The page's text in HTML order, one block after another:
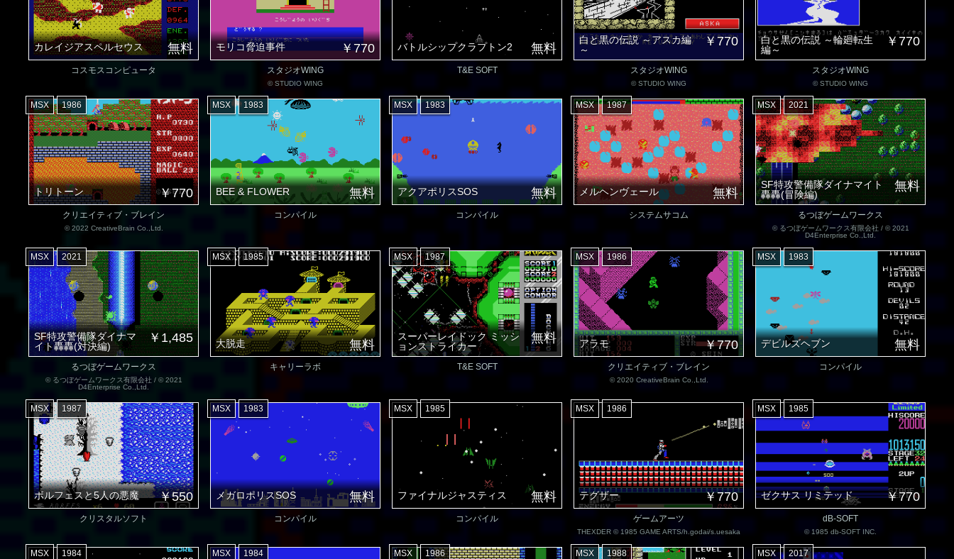
カレイジアスペルセウス 無料
コスモスコンピュータ
モリコ脅迫事件 ￥770
スタジオWING
© STUDIO WING
バトルシップクラプトン2 無料
T&E SOFT
白と黒の伝説 ～アスカ編
～
￥770
スタジオWING
© STUDIO WING
白と黒の伝説 ～輪廻転生
編～
￥770
スタジオWING
© STUDIO WING
トリトーン ￥770
MSX 1986
クリエイティブ・ブレイン
© 2022 CreativeBrain Co.,Ltd.
BEE & FLOWER 無料
MSX 1983
コンパイル
アクアポリスSOS 無料
MSX 1983
コンパイル
メルヘンヴェール 無料
MSX 1987
システムサコム
SF特攻警備隊ダイナマイト
轟轟(冒険編)
無料
MSX 2021
るつぼゲームワークス
© るつぼゲームワークス有限会社 / © 2021
D4Enterprise Co.,Ltd.
SF特攻警備隊ダイナマ
イト轟轟(対決編)
￥1,485
MSX 2021
るつぼゲームワークス
© るつぼゲームワークス有限会社 / © 2021
D4Enterprise Co.,Ltd.
大脱走 無料
MSX 1985
キャリーラボ
スーパーレイドック ミッシ
ョンストライカー
無料
MSX 1987
T&E SOFT
アラモ ￥770
MSX 1986
クリエイティブ・ブレイン
© 2020 CreativeBrain Co.,Ltd.
デビルズヘブン 無料
MSX 1983
コンパイル
ボルフェスと5人の悪魔 ￥550
MSX 1987
クリスタルソフト
メガロポリスSOS 無料
MSX 1983
コンパイル
ファイナルジャスティス 無料
MSX 1985
コンパイル
テグザー ￥770
MSX 1986
ゲームアーツ
THEXDER © 1985 GAME ARTS/h.godai/s.uesaka
ゼクサス リミテッド ￥770
MSX 1985
dB-SOFT
© 1985 db-SOFT INC.
MSX 1984 MSX 1984 MSX 1986 MSX 1988 MSX 2017